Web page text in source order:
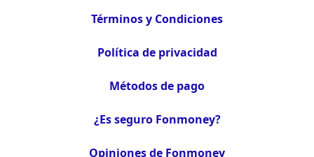
Términos y Condiciones
Política de privacidad
Métodos de pago
¿Es seguro Fonmoney?
Opiniones de Fonmoney